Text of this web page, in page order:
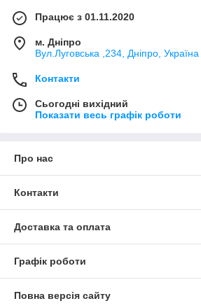
Працює з 01.11.2020
м. Дніпро
Вул.Луговська ,234, Дніпро, Україна
Контакти
Сьогодні вихідний
Показати весь графік роботи
Про нас
Контакти
Доставка та оплата
Графік роботи
Повна версія сайту